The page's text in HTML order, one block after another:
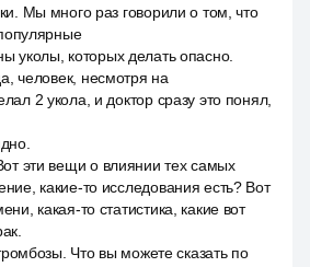
Мы много раз говорили о том, что
уколы, которых делать опасно.
человек, несмотря на
2 укола, и доктор сразу это понял,
эти вещи о влиянии тех самых
какие-то исследования есть? Вот
какая-то статистика, какие вот
Что вы можете сказать по